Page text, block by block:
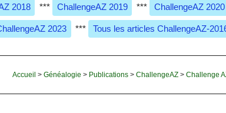
2018 *** ChallengeAZ 2019 *** ChallengeAZ 2020
2023 *** Tous les articles ChallengeAZ-
Accueil >Généalogie > Publications >ChallengeAZ >Challenge